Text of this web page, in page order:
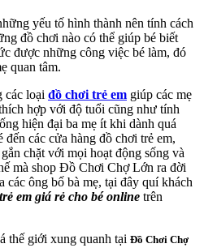
yếu tố hình thành nên tính cách
đồ chơi nào có thể giúp bé biết
được những công việc bé làm, đó
quan tâm.
các loại đồ chơi trẻ em giúp các mẹ
hợp với độ tuổi cũng như tính
hiện đại ba mẹ ít khi dành quá
các cửa hàng đồ chơi trẻ em,
chặt với mọi hoạt động sống và
mà shop Đồ Chơi Chợ Lớn ra đời
các ông bố bà mẹ, tại đây quí khách
em giá rẻ cho bé online trên
thế giới xung quanh tại Đồ Chơi Chợ